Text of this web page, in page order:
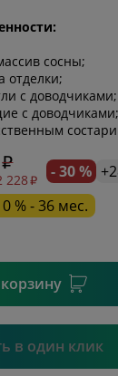
сосны;
отделки;
с доводчиками;
с доводчиками;
228 - 30 %
% - 36 мес.
в один клик
поле